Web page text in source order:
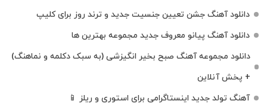
دانلود آهنگ جشن تعیین جنسیت جدید و ترند روز برای کلیپ
دانلود آهنگ پیانو معروف جدید مجموعه بهترین ها
دانلود مجموعه آهنگ صبح بخیر انگیزشی (به سبک دکلمه و نماهنگ)
+ پخش آنلاین
آهنگ تولد جدید اینستاگرامی برای استوری و ریلز 📱